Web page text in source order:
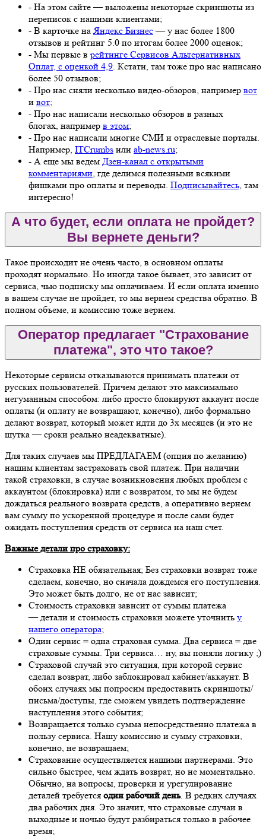
- На этом сайте — выложены некоторые скриншоты из
переписок с нашими клиентами;
- В карточке на Яндекс Бизнес— у нас более 1800
отзывов и рейтинг 5.0 по итогам более 2000 оценок;
- Мы первые в рейтинге Сервисов Альтернативных
Оплат, с оценкой 4,9 . Кстати, там тоже про нас написано
более 50 отзывов;
- Про нас сняли несколько видео-обзоров, например вот
и вот;
- Про нас написали несколько обзоров в разных
блогах, например в этом;
- Про нас написали многие СМИ и отраслевые порталы.
Например, ITCrumbs или ab-news.ru;
- А еще мы ведем Дзен-канал с открытыми
комментариями , где делимся полезными всякими
фишками про оплаты и переводы. Подписывайтесь , там
интересно!
А что будет, если оплата не пройдет?
Вы вернете деньги?
Такое происходит не очень часто, в основном оплаты
проходят нормально. Но иногда такое бывает, это зависит от
сервиса, чью подписку мы оплачиваем. И если оплата именно
в вашем случае не пройдет, то мы вернем средства обратно. В
полном объеме, и комиссию тоже вернем.
Оператор предлагает "Страхование
платежа", это что такое?
Некоторые сервисы отказываются принимать платежи от
русских пользователей. Причем делают это максимально
негуманным способом: либо просто блокируют аккаунт после
оплаты (и оплату не возвращают, конечно), либо формально
делают возврат, который может идти до 3х месяцев (и это не
шутка — сроки реально неадекватные).
Для таких случаев мы ПРЕДЛАГАЕМ (опция по желанию)
нашим клиентам застраховать свой платеж. При наличии
такой страховки, в случае возникновения любых проблем с
аккаунтом (блокировка) или с возвратом, то мы не будем
дождаться реального возврата средств, а оперативно вернем
вам сумму по ускоренной процедуре и после сами будет
ожидать поступления средств от сервиса на наш счет.
Важные детали про страховку:
Страховка НЕ обязательная; Без страховки возврат тоже
сделаем, конечно, но сначала дождемся его поступления.
Это может быть долго, не от нас зависит;
Стоимость страховки зависит от суммы платежа
— детали и стоимость страховки можете уточнить у
нашего оператора;
Один сервис = одна страховая сумма. Два сервиса = две
страховые суммы. Три сервиса… ну, вы поняли логику ;)
Страховой случай это ситуация, при которой сервис
сделал возврат, либо заблокировал кабинет/аккаунт. В
обоих случаях мы попросим предоставить скриншоты/
письма/доступы, где сможем увидеть подтверждение
наступления этого события;
Возвращается только сумма непосредственно платежа в
пользу сервиса. Нашу комиссию и сумму страховки,
конечно, не возвращаем;
Страхование осуществляется нашими партнерами. Это
сильно быстрее, чем ждать возврат, но не моментально.
Обычно, на вопросы, проверки и урегулирование
деталей требуется один рабочий день. В редких случаях
два рабочих дня. Это значит, что страховые случаи в
выходные и ночью будут разбираться только в рабочее
время;